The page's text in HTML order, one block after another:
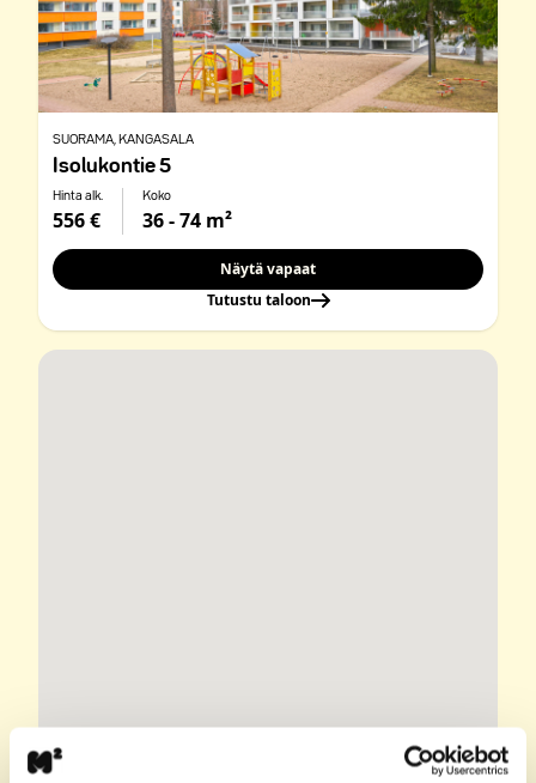
SUORAMA , KANGASALA
Isolukontie 5
Hinta alk.
556 €
Koko
36 - 74 m²
Näytä vapaat
Tutustu taloon